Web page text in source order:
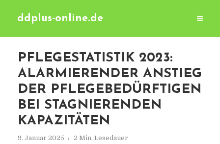
ddplus-online.de
PFLEGESTATISTIK 2023:
ALARMIERENDER ANSTIEG
DER PFLEGEBEDÜRFTIGEN
BEI STAGNIERENDEN
KAPAZITÄTEN
9. Januar 2025 2 Min. Lesedauer